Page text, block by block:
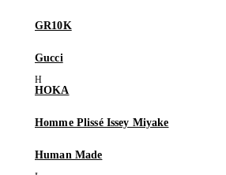
GR10K
Gucci
HOKA
Homme Plissé Issey Miyake
Human Made